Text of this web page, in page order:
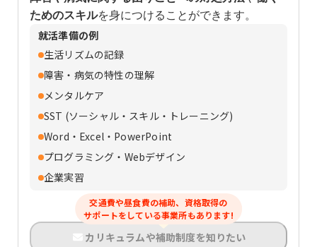
ためのスキルを身につけることができます。
就活準備の例
生活リズムの記録
障害・病気の特性の理解
メンタルケア
SST (ソーシャル・スキル・トレーニング)
Word・Excel・PowerPoint
プログラミング・Webデザイン
企業実習
交通費や昼食費の補助、資格取得の
サポートをしている事業所もあります!
カリキュラムや補助制度を知りたい